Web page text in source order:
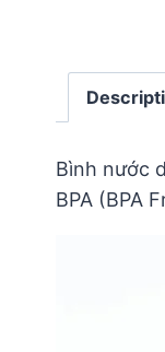
Bình nước
BPA (BPA